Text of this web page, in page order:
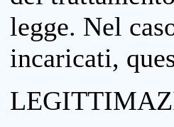
legge. Nel
incaricati,